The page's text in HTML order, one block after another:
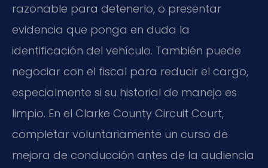
razonable para detenerlo, o presentar
evidencia que ponga en duda la
identificación del vehículo. También puede
negociar con el fiscal para reducir el cargo,
especialmente si su historial de manejo es
limpio. En el Clarke County Circuit Court,
completar voluntariamente un curso de
mejora de conducción antes de la audiencia